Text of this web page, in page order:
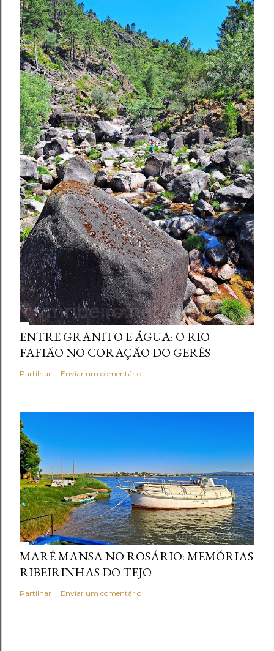
ENTRE GRANITO E ÁGUA: O RIO
FAFIÃO NO CORAÇÃO DO GERÊS
Partilhar Enviar um comentário
MARÉ MANSA NO ROSÁRIO: MEMÓRIAS
RIBEIRINHAS DO TEJO
Partilhar Enviar um comentário